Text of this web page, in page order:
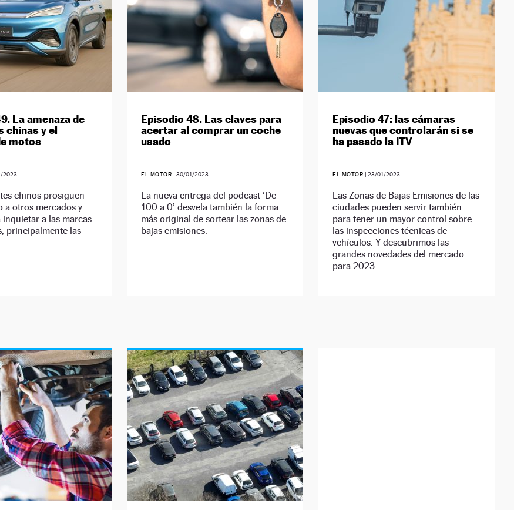
La amenaza de
chinas y el
motos
2023
chinos prosiguen
a otros mercados y
inquietar a las marcas
principalmente las
Episodio 48. Las claves para
acertar al comprar un coche
usado
EL MOTOR | 30/01/2023
La nueva entrega del podcast ‘De
100 a 0’ desvela también la forma
más original de sortear las zonas de
bajas emisiones.
Episodio 47: las cámaras
nuevas que controlarán si se
ha pasado la ITV
EL MOTOR | 23/01/2023
Las Zonas de Bajas Emisiones de las
ciudades pueden servir también
para tener un mayor control sobre
las inspecciones técnicas de
vehículos. Y descubrimos las
grandes novedades del mercado
para 2023.